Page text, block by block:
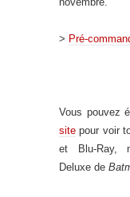
> Pré-
Vous pouvez
site pour voir
et Blu-Ray,
Deluxe de